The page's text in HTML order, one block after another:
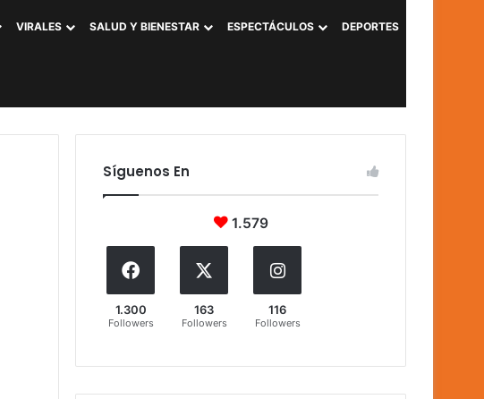
VIRALES SALUD Y BIENESTAR ESPECTÁCULOS DEPORTES
Síguenos En
1.579
1.300
Followers
163
Followers
116
Followers